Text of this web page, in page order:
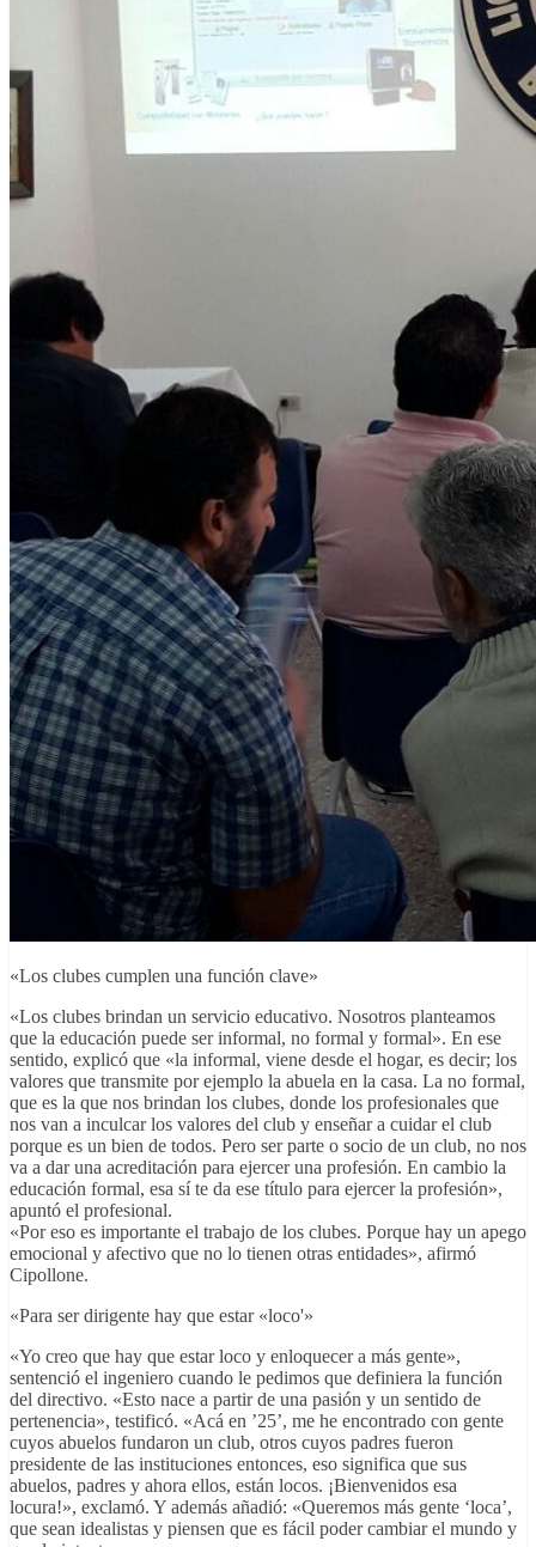
«Los clubes cumplen una función clave»
«Los clubes brindan un servicio educativo. Nosotros planteamos
que la educación puede ser informal, no formal y formal». En ese
sentido, explicó que «la informal, viene desde el hogar, es decir; los
valores que transmite por ejemplo la abuela en la casa. La no formal,
que es la que nos brindan los clubes, donde los profesionales que
nos van a inculcar los valores del club y enseñar a cuidar el club
porque es un bien de todos. Pero ser parte o socio de un club, no nos
va a dar una acreditación para ejercer una profesión. En cambio la
educación formal, esa sí te da ese título para ejercer la profesión»,
apuntó el profesional.
«Por eso es importante el trabajo de los clubes. Porque hay un apego
emocional y afectivo que no lo tienen otras entidades», afirmó
Cipollone.
«Para ser dirigente hay que estar «loco'»
«Yo creo que hay que estar loco y enloquecer a más gente»,
sentenció el ingeniero cuando le pedimos que definiera la función
del directivo. «Esto nace a partir de una pasión y un sentido de
pertenencia», testificó. «Acá en ’25’, me he encontrado con gente
cuyos abuelos fundaron un club, otros cuyos padres fueron
presidente de las instituciones entonces, eso significa que sus
abuelos, padres y ahora ellos, están locos. ¡Bienvenidos esa
locura!», exclamó. Y además añadió: «Queremos más gente ‘loca’,
que sean idealistas y piensen que es fácil poder cambiar el mundo y